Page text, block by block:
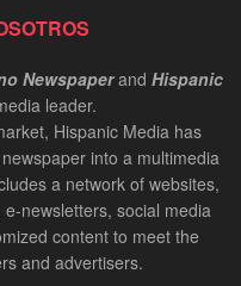
Newspaperand Hispanic
leader.
Hispanic Media has
into a multimedia
a network of websites,
newsletters, social media
content to meet the
and advertisers.